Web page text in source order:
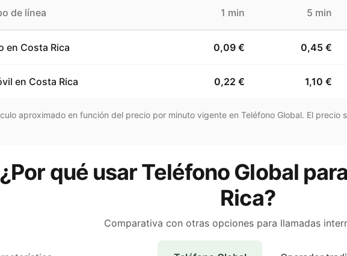
de línea 1 min 5 min
en Costa Rica 0,09 € 0,45 €
en Costa Rica 0,22 € 1,10 €
aproximado en función del precio por minuto vigente en Teléfono Global. El precio
¿Por qué usar Teléfono Global
Rica?
Comparativa con otras opciones para llamadas